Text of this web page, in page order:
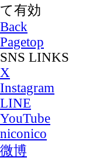
て有効
Back
Pagetop
SNS LINKS
X
Instagram
LINE
YouTube
niconico
微博